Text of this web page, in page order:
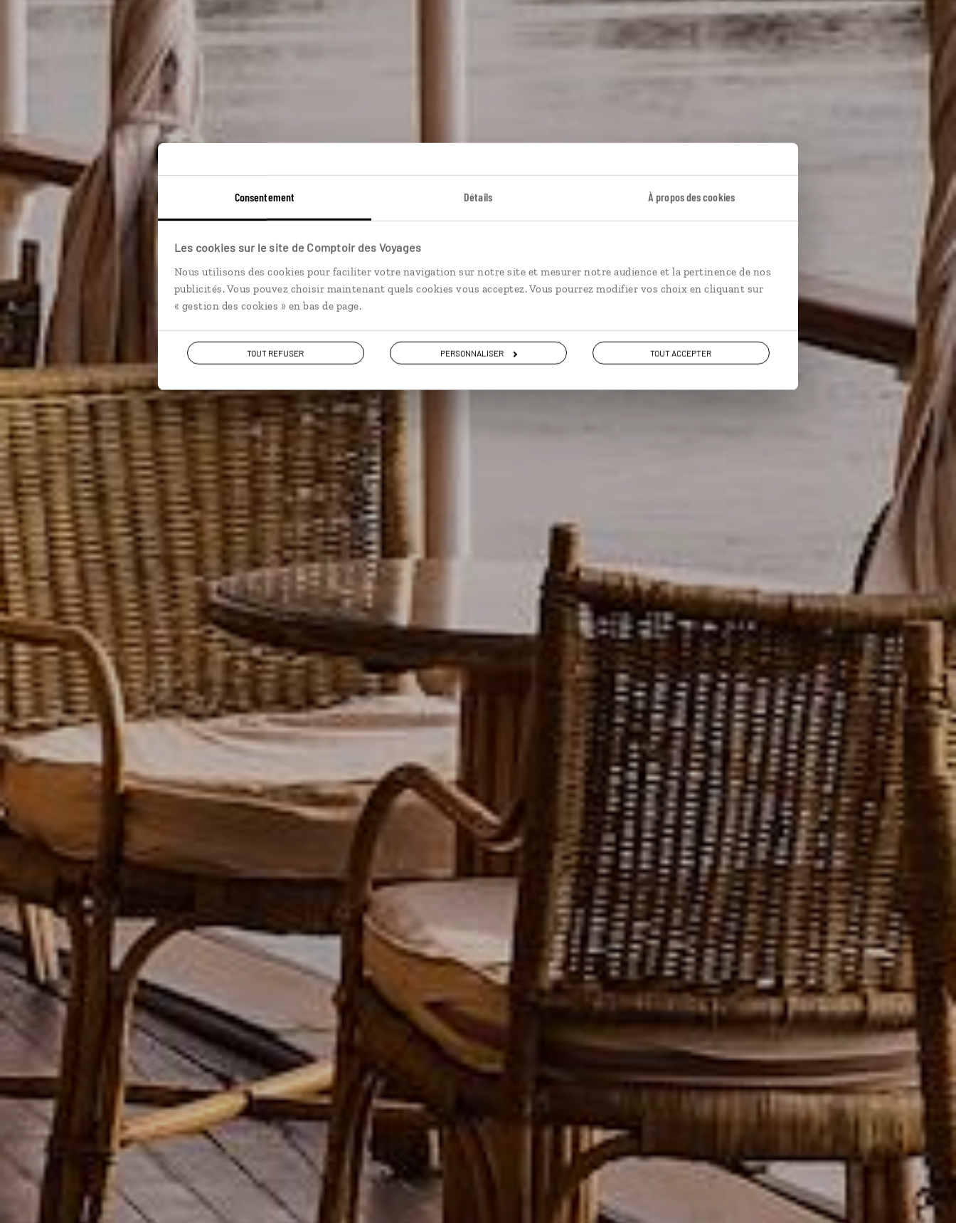
Consentement Détails À propos des cookies
Les cookies sur le site de Comptoir des Voyages
Nous utilisons des cookies pour faciliter votre navigation sur notre site et mesurer notre audience et la pertinence de nos
publicités. Vous pouvez choisir maintenant quels cookies vous acceptez. Vous pourrez modifier vos choix en cliquant sur
« gestion des cookies » en bas de page.
TOUT REFUSER PERSONNALISER TOUT ACCEPTER
Croisières
VOIR NOS 14 IDÉES DE VOYAGE